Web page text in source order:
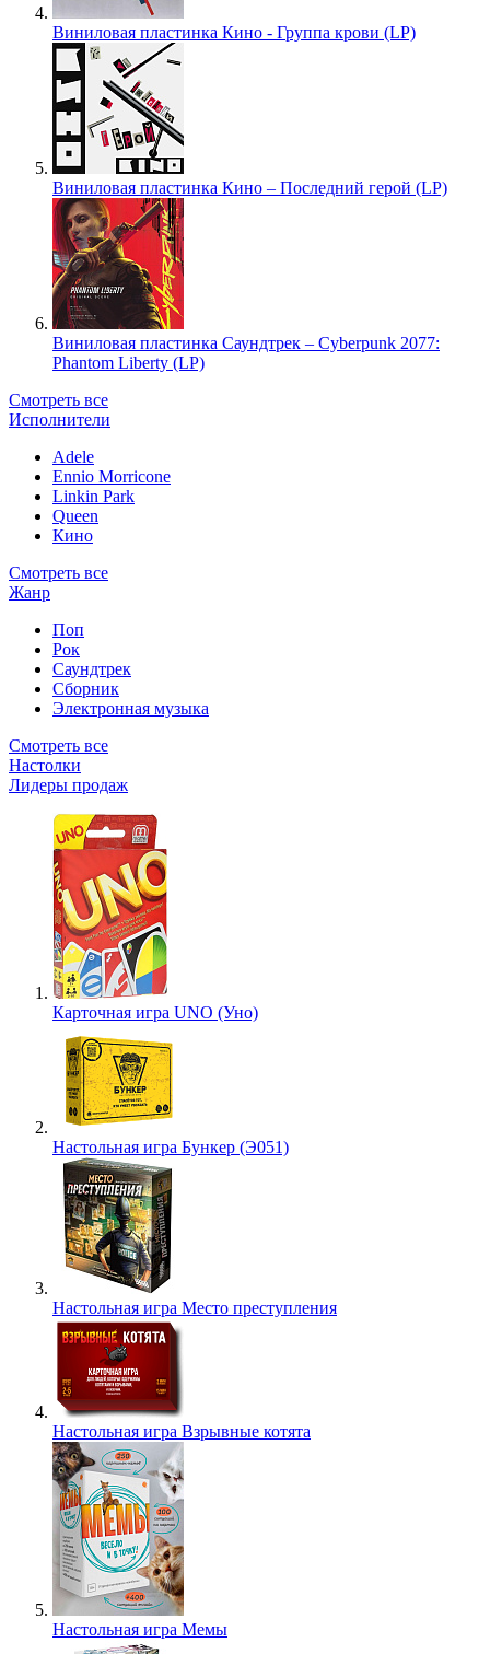
Виниловая пластинка Кино - Группа крови (LP)
Виниловая пластинка Кино – Последний герой (LP)
Виниловая пластинка Саундтрек – Cyberpunk 2077:
Phantom Liberty (LP)
Смотреть все
Исполнители
Adele
Ennio Morricone
Linkin Park
Queen
Кино
Смотреть все
Жанр
Поп
Рок
Саундтрек
Сборник
Электронная музыка
Смотреть все
Настолки
Лидеры продаж
Карточная игра UNO (Уно)
Настольная игра Бункер (Э051)
Настольная игра Место преступления
Настольная игра Взрывные котята
Настольная игра Мемы